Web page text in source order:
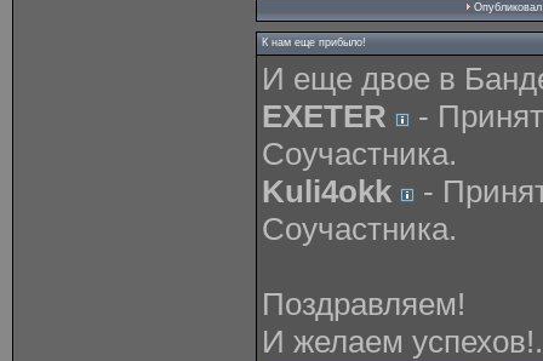
К нам еще прибыло!
И еще двое в
EXETER
-
Соучастника.
Kuli4okk
-
Соучастника.
Поздравляем!
И желаем успехов!.